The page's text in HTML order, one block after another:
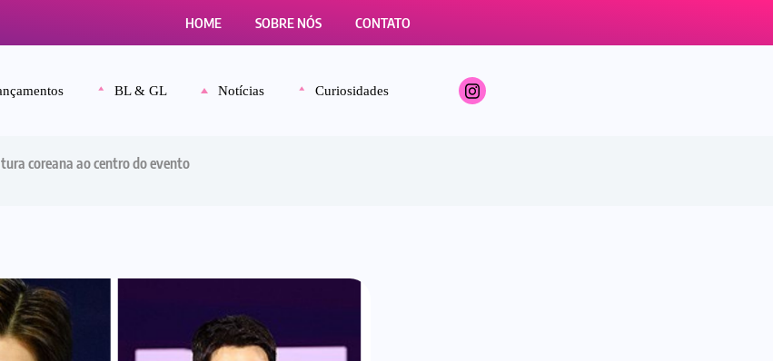
HOME SOBRE NÓS CONTATO
BL & GL Notícias Curiosidades
coreana ao centro do evento